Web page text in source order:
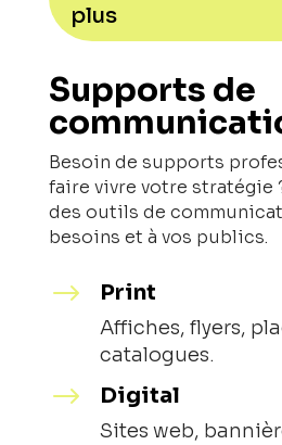
plus
Supports de
Besoin de supports
faire vivre votre stratégie
des outils de
besoins et à vos publics.
$ Print
Affiches, flyers,
catalogues.
$ Digital
Sites web,